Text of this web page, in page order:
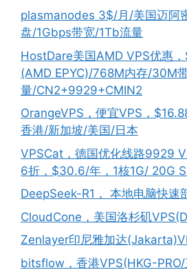
plasmanodes 3$/月/美国迈阿
盘/1Gbps带宽/1Tb流量
HostDare美国AMD VPS优惠
(AMD EPYC)/768M内存/30M
量/CN2+9929+CMIN2
OrangeVPS，便宜VPS，
香港/新加坡/美国/日本
VPSCat，德国优化线路9929
6折，$30.6/年，1核1G/ 20G
DeepSeek-R1， 本地电脑快速
CloudCone，美国洛杉矶
Zenlayer印尼雅加达
bitsflow，香港VPS(HKG-